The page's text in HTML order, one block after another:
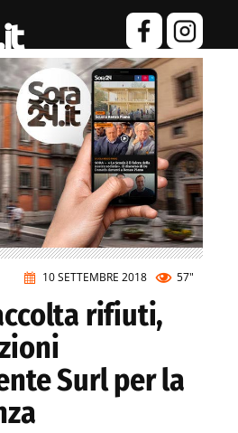
10 SETTEMBRE 2018 57"
rifiuti,
Surl per la